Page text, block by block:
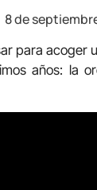
8 de
para acoger
años: la